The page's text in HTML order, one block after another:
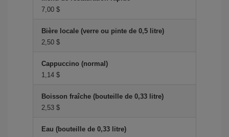
7,00 $
Bière locale (verre ou pinte de 0,5 litre)
2,50 $
Cappuccino (normal)
1,14 $
Boisson fraîche (bouteille de 0,33 litre)
2,53 $
Eau (bouteille de 0,33 litre)